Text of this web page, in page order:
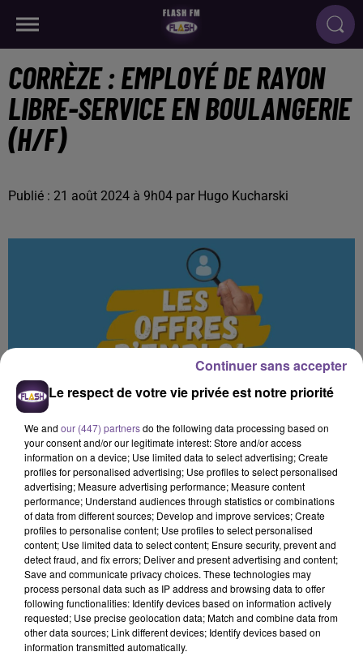
CORRÈZE : EMPLOYÉ DE RAYON
LIBRE-SERVICE EN BOULANGERIE
(H/F)
Publié : 21 août 2024 à 9h04 par Hugo Kucharski
Une entreprise basée à Malemort sur
Corrèze recherche un Employé de
rayon libre-service en boulangerie
(H/F).
Une entreprise basée à Malemort sur Corrèze recherche un
Le respect de votre vie privée est notre priorité
We and our (447) partnersdo the following data processing based on
your consent and/or our legitimate interest: Store and/or access
information on a device; Use limited data to select advertising; Create
profiles for personalised advertising; Use profiles to select personalised
advertising; Measure advertising performance; Measure content
performance; Understand audiences through statistics or combinations
of data from different sources; Develop and improve services; Create
profiles to personalise content; Use profiles to select personalised
content; Use limited data to select content; Ensure security, prevent and
detect fraud, and fix errors; Deliver and present advertising and content;
Save and communicate privacy choices. These technologies may
process personal data such as IP address and browsing data to offer
following functionalities: Identify devices based on information actively
requested; Use precise geolocation data; Match and combine data from
other data sources; Link different devices; Identify devices based on
information transmitted automatically.
Continuer sans accepter